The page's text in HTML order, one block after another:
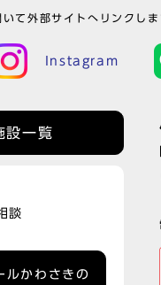
て外部サイトへリンクしま
Instagram
設一覧
談
ルかわさきの